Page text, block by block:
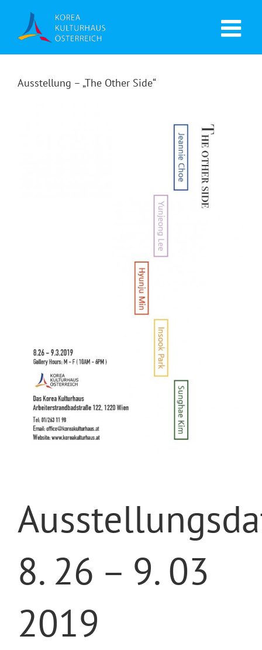
Ausstellung – „The Other Side“
8. 26 – 9. 03
2019